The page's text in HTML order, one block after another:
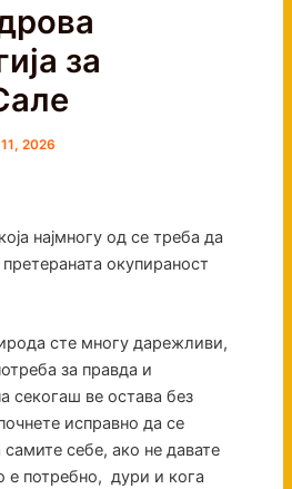
за
2026
најмногу од се треба да
окупираност
сте многу дарежливи,
за правда и
секогаш ве остава без
исправно да се
себе, ако не давате
е потребно, дури и кога